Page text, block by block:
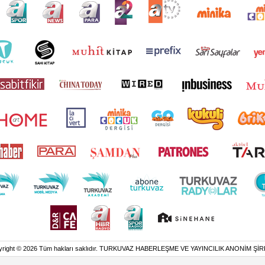
© 2026 Tüm hakları saklıdır. TURKUVAZ HABERLEŞME VE YAYINCILIK ANONİM